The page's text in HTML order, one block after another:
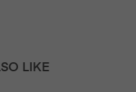
LIKE